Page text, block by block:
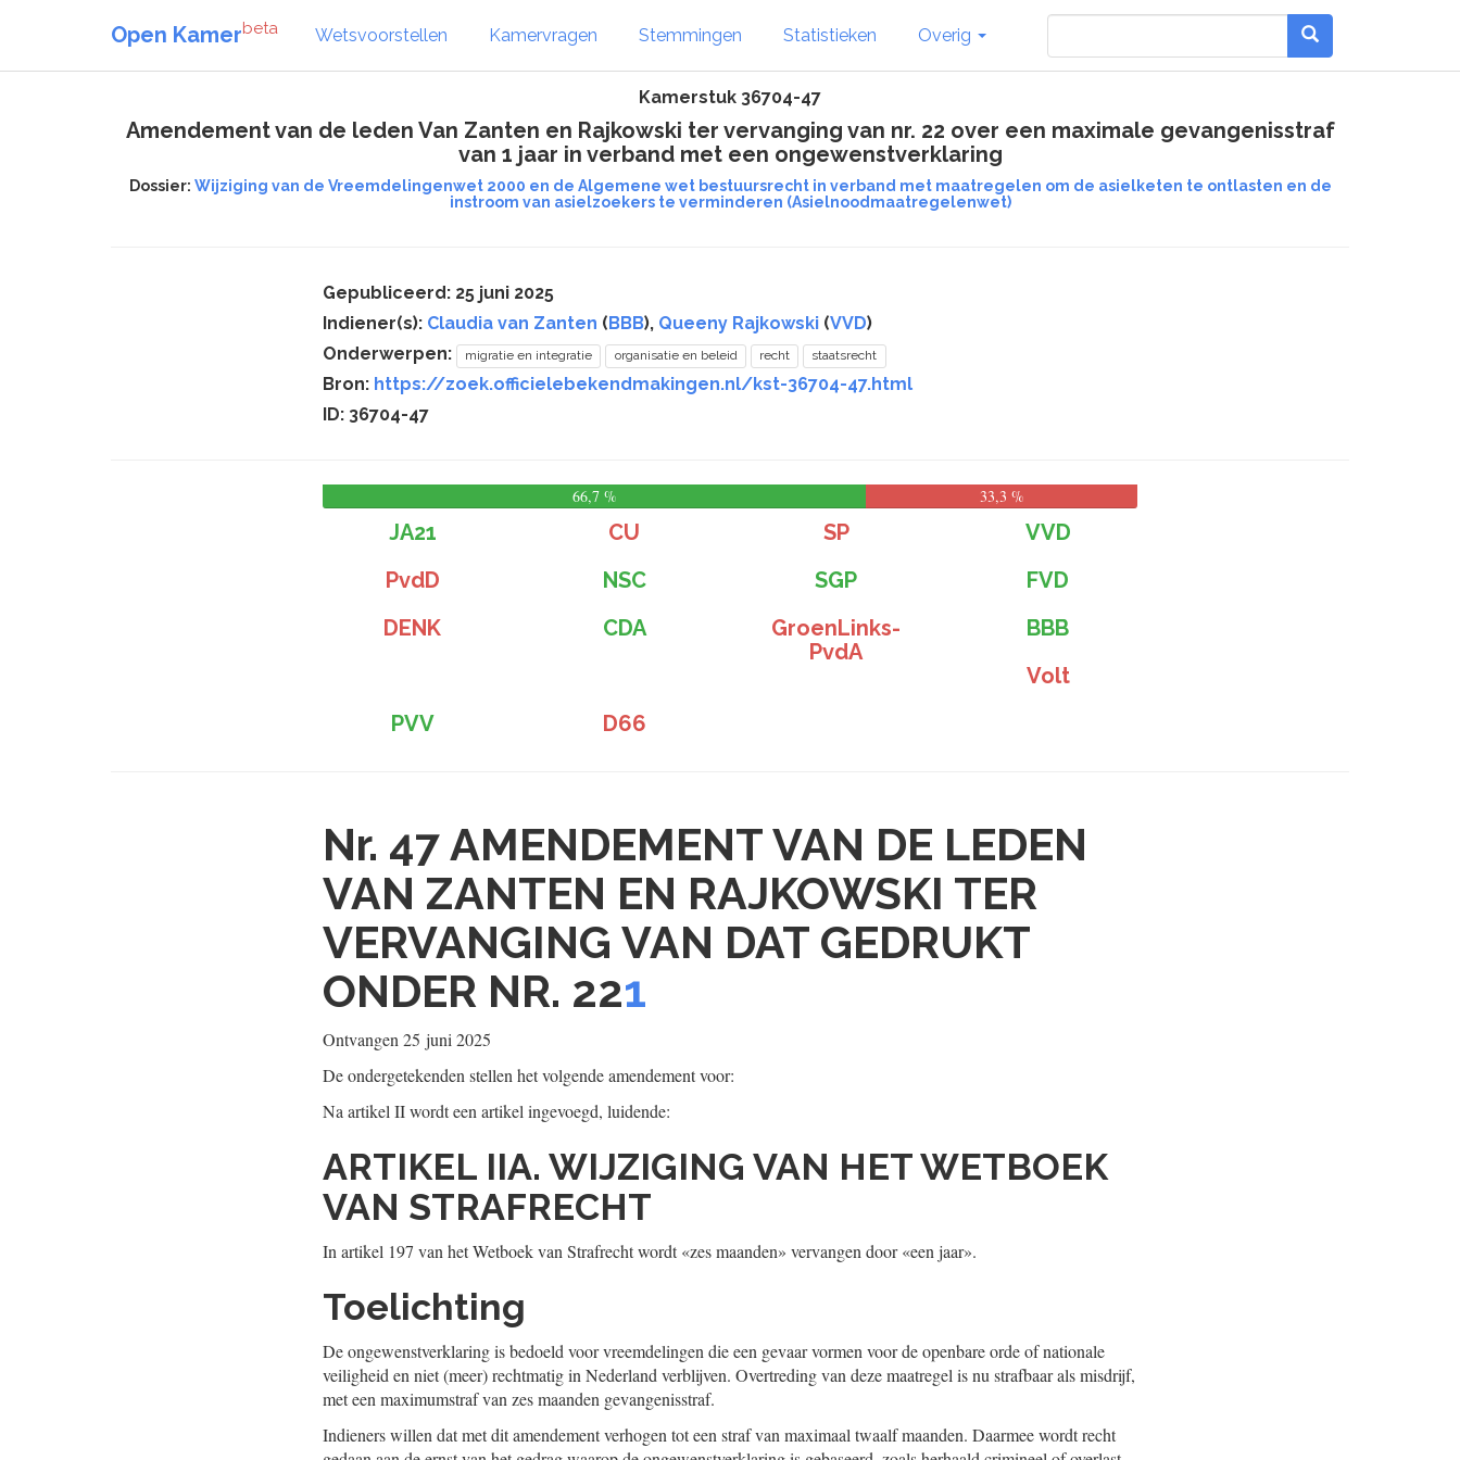
Open Kamerbeta Wetsvoorstellen Kamervragen Stemmingen Statistieken Overig
Kamerstuk 36704-47
Amendement van de leden Van Zanten en Rajkowski ter vervanging van nr. 22 over een maximale gevangenisstraf
van 1 jaar in verband met een ongewenstverklaring
Dossier: Wijziging van de Vreemdelingenwet 2000 en de Algemene wet bestuursrecht in verband met maatregelen om de asielketen te ontlasten en de
instroom van asielzoekers te verminderen (Asielnoodmaatregelenwet)
Gepubliceerd: 25 juni 2025
Indiener(s): Claudia van Zanten (BBB), Queeny Rajkowski (VVD)
Onderwerpen:
migratie en integratie organisatie en beleid recht staatsrecht
Bron: https://zoek.officielebekendmakingen.nl/kst-36704-47.html
ID: 36704-47
66,7 % 33,3 %
JA21 CU SP
VVD
PvdD
NSC SGP
FVD
DENK
CDA
GroenLinks-
PvdA
BBB
Volt
PVV
D66
Nr. 47AMENDEMENT VAN DE LEDEN
VAN ZANTEN EN RAJKOWSKI TER
VERVANGING VAN DAT GEDRUKT
ONDER NR. 221
Ontvangen 25 juni 2025
De ondergetekenden stellen het volgende amendement voor:
Na artikel II wordt een artikel ingevoegd, luidende:
ARTIKEL IIA. WIJZIGING VAN HET WETBOEK
VAN STRAFRECHT
In artikel 197 van het Wetboek van Strafrecht wordt «zes maanden» vervangen door «een jaar».
Toelichting
De ongewenstverklaring is bedoeld voor vreemdelingen die een gevaar vormen voor de openbare orde of nationale
veiligheid en niet (meer) rechtmatig in Nederland verblijven. Overtreding van deze maatregel is nu strafbaar als misdrijf,
met een maximumstraf van zes maanden gevangenisstraf.
Indieners willen dat met dit amendement verhogen tot een straf van maximaal twaalf maanden. Daarmee wordt recht